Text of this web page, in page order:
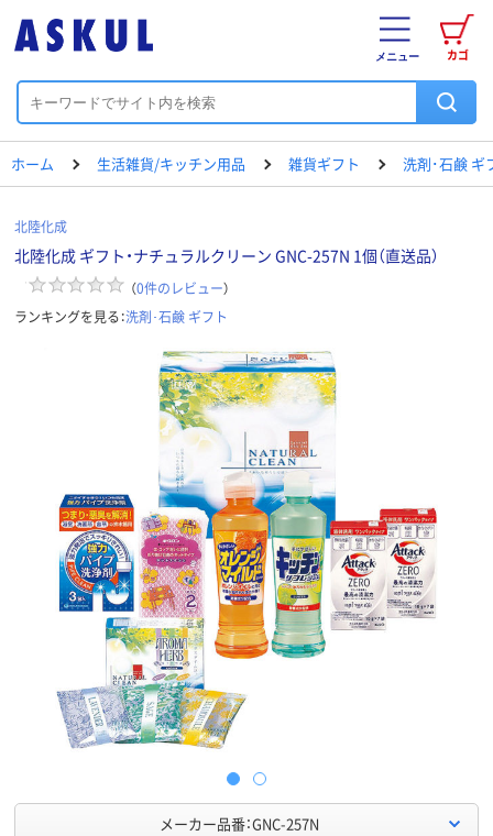
カゴ
メニュー
ホーム 生活雑貨/キッチン用品 雑貨ギフト 洗剤･石鹸 ギ
北陸化成
北陸化成 ギフト・ナチュラルクリーン GNC-257N 1個（直送品）
（0件のレビュー）
ランキングを見る：洗剤･石鹸 ギフト
メーカー品番：GNC-257N